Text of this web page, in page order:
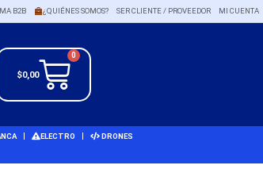
B2B ¿QUIÉNES SOMOS? SER CLIENTE / PROVEEDOR MI CUENTA
$0,00
0
ELECTRO DRONES